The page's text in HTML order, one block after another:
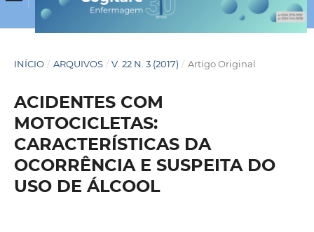
INÍCIO / ARQUIVOS / V. 22 N. 3 (2017) / Artigo Original
ACIDENTES COM
MOTOCICLETAS:
CARACTERÍSTICAS DA
OCORRÊNCIA E SUSPEITA DO
USO DE ÁLCOOL